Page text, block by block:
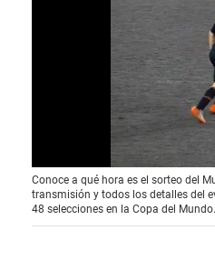
0
o
f
4
1
Conoce a qué hora es el sorteo del
transmisión y todos los detalles del
48 selecciones en la Copa del Mundo.